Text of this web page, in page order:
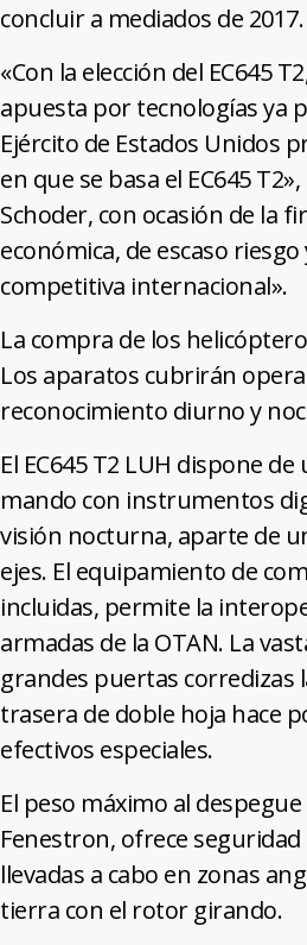
concluir a mediados de 2017.
«Con la elección del EC645
apuesta por tecnologías ya
Ejército de Estados Unidos
en que se basa el EC645
Schoder, con ocasión de la
económica, de escaso
competitiva internacional».
La compra de los
Los aparatos cubrirán
reconocimiento diurno y
El EC645 T2 LUH dispone
mando con instrumentos
visión nocturna, aparte de
ejes. El equipamiento de
incluidas, permite la
armadas de la OTAN. La
grandes puertas corredizas
trasera de doble hoja hace
efectivos especiales.
El peso máximo al
Fenestron, ofrece
llevadas a cabo en zonas
tierra con el rotor girando.